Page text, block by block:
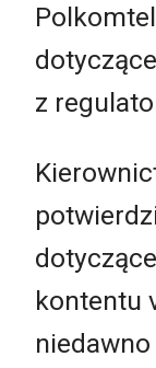
z
kontentu